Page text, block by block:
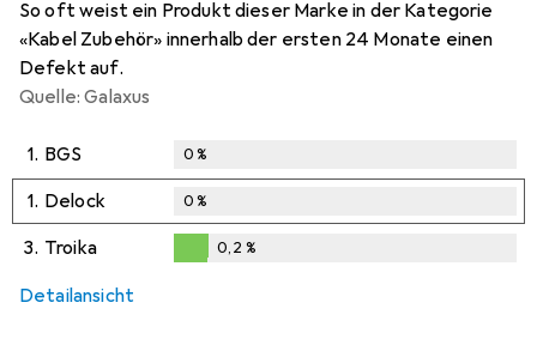
So oft weist ein Produkt dieser Marke in der Kategorie
«Kabel Zubehör» innerhalb der ersten 24 Monate einen
Defekt auf.
Quelle: Galaxus
1. BGS 0%
1. Delock 0%
3. Troika 0,2 %
Detailansicht